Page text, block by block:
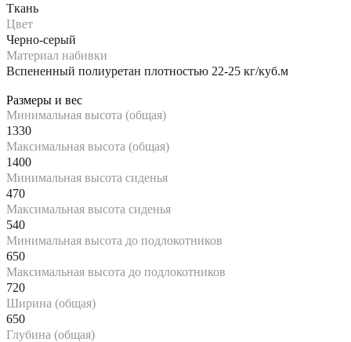
Ткань
Цвет
Черно-серый
Материал набивки
Вспененный полиуретан плотностью 22-25 кг/куб.м
Размеры и вес
Минимальная высота (общая)
1330
Максимальная высота (общая)
1400
Минимальная высота сиденья
470
Максимальная высота сиденья
540
Минимальная высота до подлокотников
650
Максимальная высота до подлокотников
720
Ширина (общая)
650
Глубина (общая)